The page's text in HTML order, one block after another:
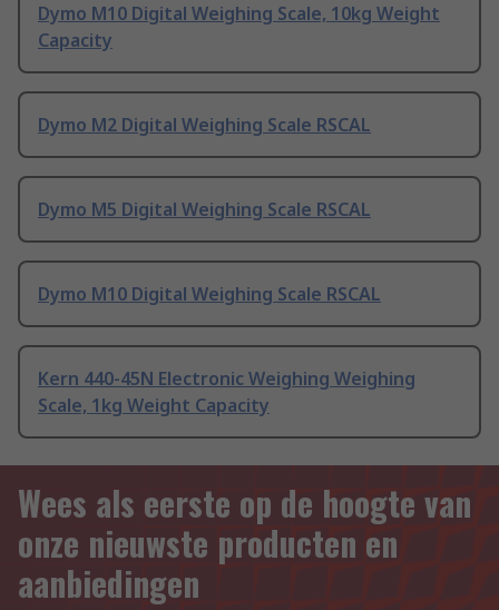
Dymo M10 Digital Weighing Scale, 10kg Weight
Capacity
Dymo M2 Digital Weighing Scale RSCAL
Dymo M5 Digital Weighing Scale RSCAL
Dymo M10 Digital Weighing Scale RSCAL
Kern 440-45N Electronic Weighing Weighing
Scale, 1kg Weight Capacity
Wees als eerste op de hoogte van
onze nieuwste producten en
aanbiedingen